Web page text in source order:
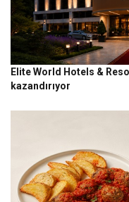
Elite World Hotels &
kazandırıyor